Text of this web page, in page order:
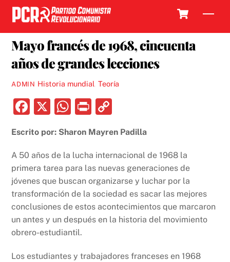
Skip
content
Mayo francés de 1968, cincuenta
años de grandes lecciones
ADMIN Historia mundial Teoría
F
c
e
b
o
o
k
X
W
at
s
A
p
p
P
nt p
y
Li
n
k
Escrito por: Sharon Mayren Padilla
A 50 años de la lucha internacional de 1968 la
primera tarea para las nuevas generaciones de
jóvenes que buscan organizarse y luchar por la
transformación de la sociedad es sacar las mejores
conclusiones de estos acontecimientos que marcaron
un antes y un después en la historia del movimiento
obrero-estudiantil.
Los estudiantes y trabajadores franceses en 1968